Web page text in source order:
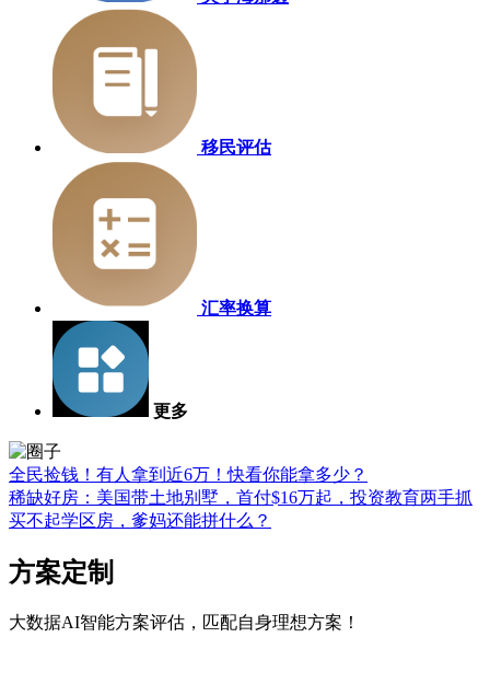
移民评估
汇率换算
更多
全民捡钱！有人拿到近6万！快看你能拿多少？
稀缺好房：美国带土地别墅，首付$16万起，投资教育两手抓
买不起学区房，爹妈还能拼什么？
方案定制
大数据AI智能方案评估，匹配自身理想方案！